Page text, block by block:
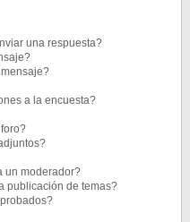
una respuesta?
a la encuesta?
un moderador?
publicación de temas?